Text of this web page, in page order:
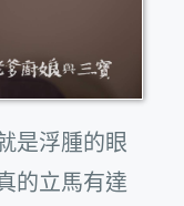
是浮腫的眼
的立馬有達